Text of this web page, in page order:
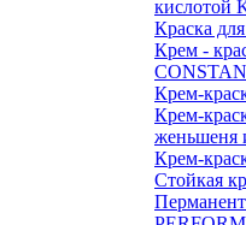
кислотой
Краска
Крем -
Крем-
Крем-
женьшеня
Крем-
Стойкая